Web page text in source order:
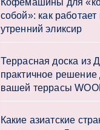
Кофемашины для
собой»: как
утренний эликсир
Террасная доска из
практичное решение
вашей террасы
Какие азиатские